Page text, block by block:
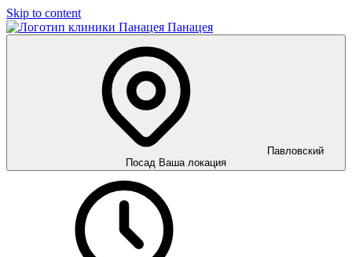
Skip to content
Панацея
Павловский
Посад Ваша локация